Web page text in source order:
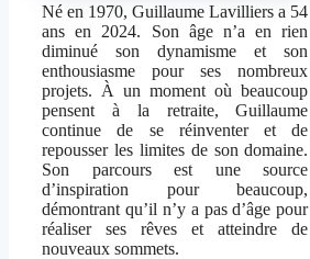
Né en 1970, Guillaume Lavilliers a 54
ans en 2024. Son âge n’a en rien
diminué son dynamisme et son
enthousiasme pour ses nombreux
projets. À un moment où beaucoup
pensent à la retraite, Guillaume
continue de se réinventer et de
repousser les limites de son domaine.
Son parcours est une source
d’inspiration pour beaucoup,
démontrant qu’il n’y a pas d’âge pour
réaliser ses rêves et atteindre de
nouveaux sommets.